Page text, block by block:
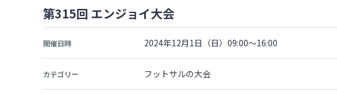
第315回 エンジョイ大会
開催日時 2024年12月1日（日）09:00～16:00
カテゴリー フットサルの大会